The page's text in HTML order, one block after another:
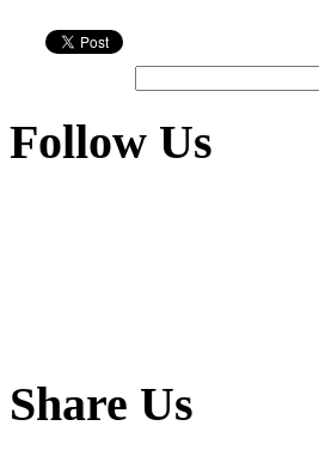
Follow Us
Share Us